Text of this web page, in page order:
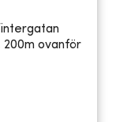
200m ovanför